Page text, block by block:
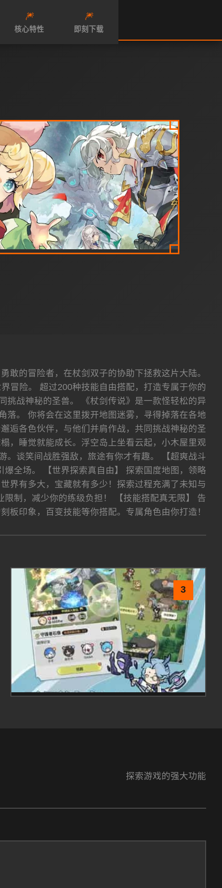
🎆
核心特性
🎆
即刻下载
敢的冒险者，在杖剑双子的协助下拯救这片大陆。
冒险。 超过200种技能自由搭配，打造专属于你的
挑战神秘的圣兽。 《杖剑传说》是一款怪轻松的异
落。 你将会在这里拨开地图迷雾，寻得掉落在各地
逅各色伙伴，与他们并肩作战，共同挑战神秘的圣
，睡觉就能成长。浮空岛上坐看云起，小木屋里观
。谈笑间战胜强敌，旅途有你才有趣。 【超爽战斗
全场。 【世界探索真自由】 探索国度地图，领略
界有多大，宝藏就有多少！探索过程充满了未知与
制，减少你的练级负担！ 【技能搭配真无限】 告
板印象，百变技能等你搭配。专属角色由你打造！
3
探索游戏的强大功能